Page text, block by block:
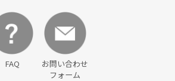
FAQ
お問い合わせ
フォーム